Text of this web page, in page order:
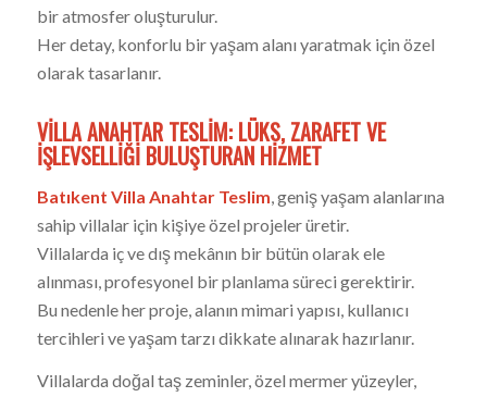
bir atmosfer oluşturulur.
Her detay, konforlu bir yaşam alanı yaratmak için özel
olarak tasarlanır.
VILLA ANAHTAR TESLIM: LÜKS, ZARAFET VE
İŞLEVSELLIĞI BULUŞTURAN HIZMET
Batıkent Villa Anahtar Teslim , geniş yaşam alanlarına
sahip villalar için kişiye özel projeler üretir.
Villalarda iç ve dış mekânın bir bütün olarak ele
alınması, profesyonel bir planlama süreci gerektirir.
Bu nedenle her proje, alanın mimari yapısı, kullanıcı
tercihleri ve yaşam tarzı dikkate alınarak hazırlanır.
Villalarda doğal taş zeminler, özel mermer yüzeyler,